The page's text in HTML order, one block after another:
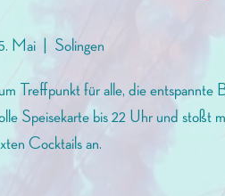
Mai Solingen
Treffpunkt für alle, die entspannte
Speisekarte bis 22 Uhr und stoßt
Cocktails an.